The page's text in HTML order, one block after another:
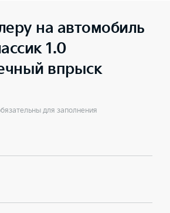
на автомобиль
1.0
впрыск
для заполнения